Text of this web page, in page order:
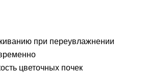
при переувлажнении
цветочных почек